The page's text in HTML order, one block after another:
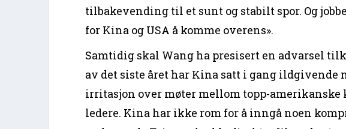
tilbakevending til et sunt og stabilt spor. Og
for Kina og USA å komme overens».
Samtidig skal Wang ha presisert en advarsel
av det siste året har Kina satt i gang
irritasjon over møter mellom topp-amerikanske
ledere. Kina har ikke rom for å inngå noen